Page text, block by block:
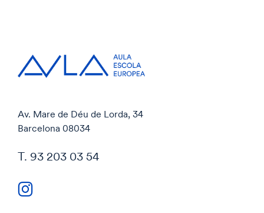
Av. Mare de Déu de Lorda, 34
Barcelona 08034
T. 93 203 03 54